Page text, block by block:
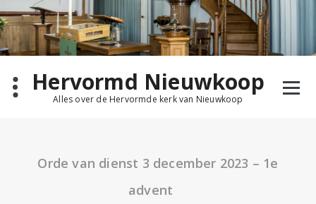
naar
de
inhoud
Hervormd Nieuwkoop
Alles over de Hervormde kerk van Nieuwkoop
Orde van dienst 3 december 2023 – 1e
advent